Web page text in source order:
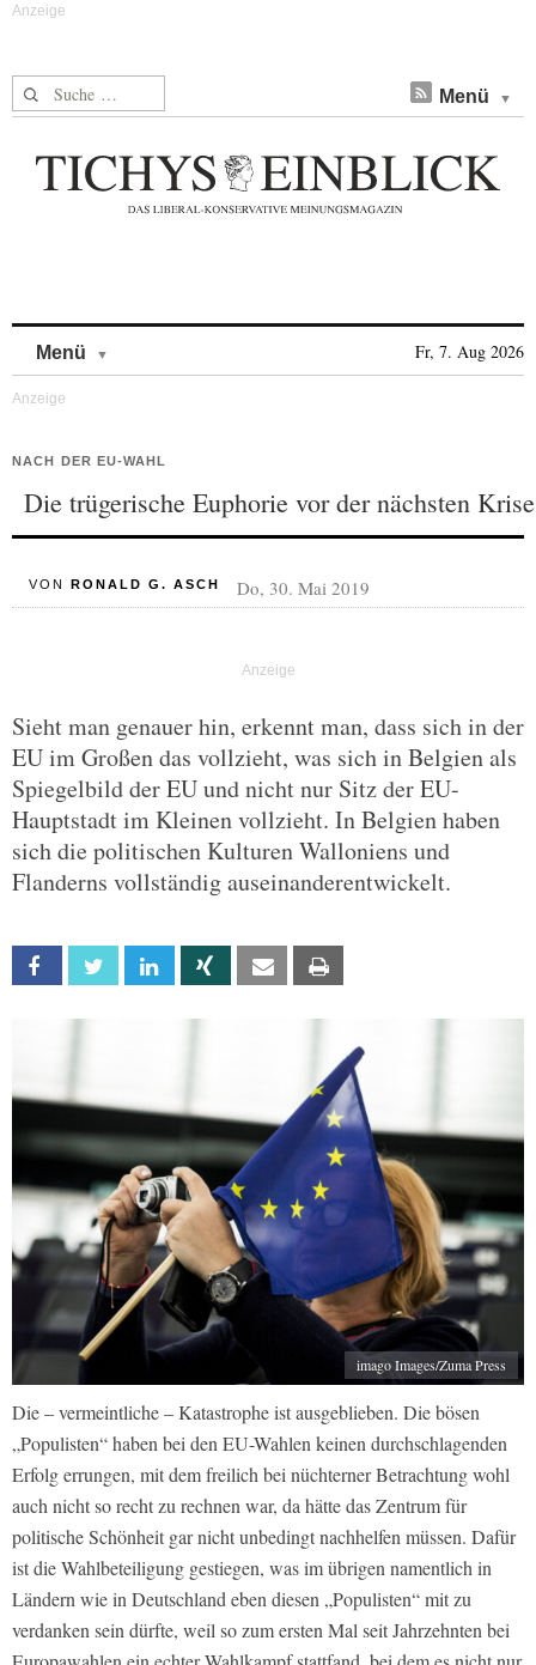
Suche nach: Menü
Menü Fr, 7. Aug 2026
NACH DER EU-WAHL
Die trügerische Euphorie vor der nächsten Krise
VON RONALD G. ASCH Do, 30. Mai 2019
Sieht man genauer hin, erkennt man, dass sich in der
EU im Großen das vollzieht, was sich in Belgien als
Spiegelbild der EU und nicht nur Sitz der EU-
Hauptstadt im Kleinen vollzieht. In Belgien haben
sich die politischen Kulturen Walloniens und
Flanderns vollständig auseinanderentwickelt.
Facebook Twitter Linkedin Xing Email
imago Images/Zuma Press
Die – vermeintliche – Katastrophe ist ausgeblieben. Die bösen
„Populisten“ haben bei den EU-Wahlen keinen durchschlagenden
Erfolg errungen, mit dem freilich bei nüchterner Betrachtung wohl
auch nicht so recht zu rechnen war, da hätte das Zentrum für
politische Schönheit gar nicht unbedingt nachhelfen müssen. Dafür
ist die Wahlbeteiligung gestiegen, was im übrigen namentlich in
Ländern wie in Deutschland eben diesen „Populisten“ mit zu
verdanken sein dürfte, weil so zum ersten Mal seit Jahrzehnten bei